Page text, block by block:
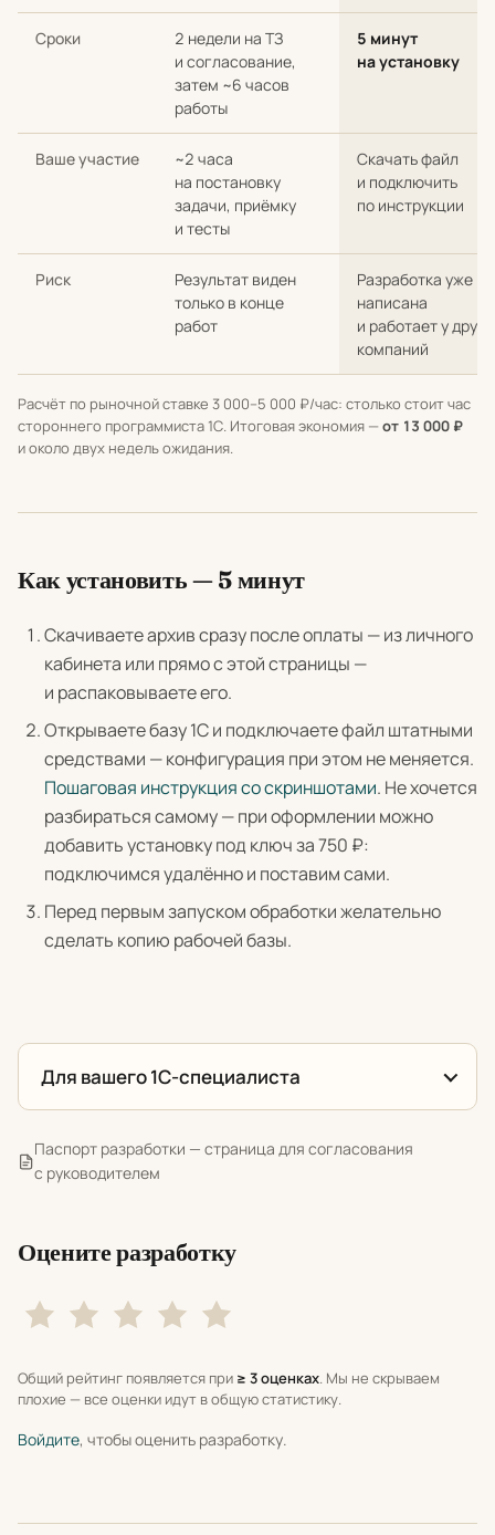
Сроки
2 недели на ТЗ
и согласование,
затем ~6 часов
работы
5 минут
на установку
Ваше участие
~2 часа
на постановку
задачи, приёмку
и тесты
Скачать файл
и подключить
по инструкции
Риск
Результат виден
только в конце
работ
Разработка уже
написана
и работает у
компаний
Расчёт по рыночной ставке 3 000–5 000 ₽/час: столько стоит час
стороннего программиста 1С. Итоговая экономия —от 13 000 ₽
и около двух недель ожидания.
Как установить — 5 минут
Скачиваете архив сразу после оплаты — из личного
кабинета или прямо с этой страницы —
и распаковываете его.
Открываете базу 1С и подключаете файл штатными
средствами — конфигурация при этом не меняется.
Пошаговая инструкция со скриншотами. Не хочется
разбираться самому — при оформлении можно
добавить установку под ключ за 750 ₽:
подключимся удалённо и поставим сами.
Перед первым запуском обработки желательно
сделать копию рабочей базы.
Для вашего 1С-специалиста
Паспорт разработки — страница для согласования
с руководителем
Оцените разработку
Общий рейтинг появляется при ≥ 3 оценках. Мы не скрываем
плохие — все оценки идут в общую статистику.
Войдите, чтобы оценить разработку.